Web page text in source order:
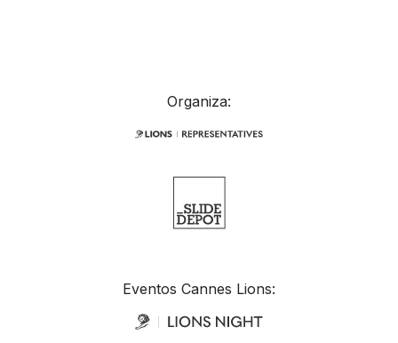
Organiza:
Eventos Cannes Lions: